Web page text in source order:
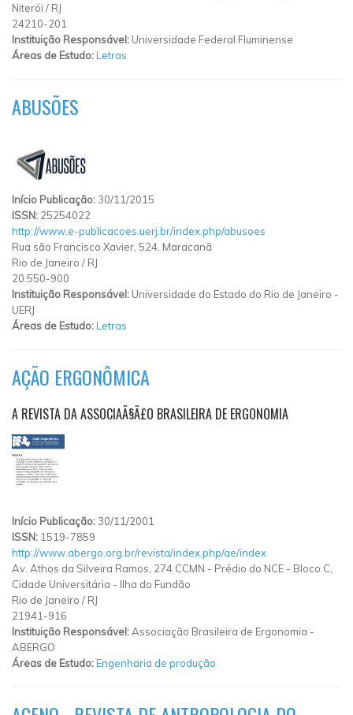
Niterói / RJ
24210-201
Instituição Responsável: Universidade Federal Fluminense
Áreas de Estudo:Letras
ABUSÕES
Início Publicação: 30/11/2015
ISSN: 25254022
http://www.e-publicacoes.uerj.br/index.php/abusoes
Rua são Francisco Xavier, 524, Maracanã
Rio de Janeiro / RJ
20.550-900
Instituição Responsável: Universidade do Estado do Rio de Janeiro -
UERJ
Áreas de Estudo:Letras
AÇÃO ERGONÔMICA
A REVISTA DA ASSOCIAÃ§Ã£O BRASILEIRA DE ERGONOMIA
Início Publicação: 30/11/2001
ISSN: 1519-7859
http://www.abergo.org.br/revista/index.php/ae/index
Av. Athos da Silveira Ramos, 274 CCMN - Prédio do NCE - Bloco C,
Cidade Universitária - Ilha do Fundão
Rio de Janeiro / RJ
21941-916
Instituição Responsável:Associação Brasileira de Ergonomia -
ABERGO
Áreas de Estudo:Engenharia de produção